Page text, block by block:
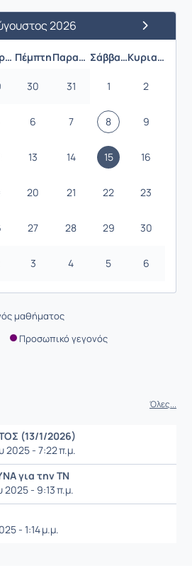
2026
Επόμενος
Τετάρτη Πέμπτη Παρασκευή Σάββατο Κυριακή
30 31 1 2
6 7 8 9
13 14 15 16
20 21 22 23
27 28 29 30
3 4 5 6
μαθήματος
Προσωπικό γεγονός
Όλες...
(13/1/2026)
2025 - 7:22 π.μ.
για την ΤΝ
2025 - 9:13 π.μ.
- 1:14 μ.μ.